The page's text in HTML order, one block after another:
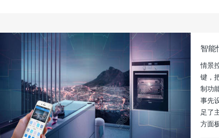
智能
情景
键，
制功
事先
足了
方面